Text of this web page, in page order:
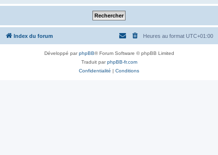
Index du forum Heures au format UTC+01:00
Développé parphpBB® Forum Software © phpBB Limited
Traduit parphpBB-fr.com
Confidentialité
Conditions